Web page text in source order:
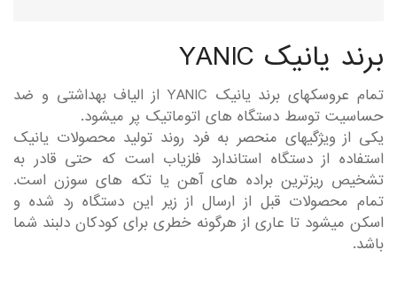
برند یانیک YANIC
تمام عروسکهای برند یانیک YANIC از الیاف بهداشتی و ضد
حساسیت توسط دستگاه های اتوماتیک پر میشود.
یکی از ویژگیهای منحصر به فرد روند تولید محصولات یانیک
استفاده از دستگاه استاندارد فلزیاب است که حتی قادر به
تشخیص ریزترین براده های آهن یا تکه های سوزن است.
تمام محصولات قبل از ارسال از زیر این دستگاه رد شده و
اسکن میشود تا عاری از هرگونه خطری برای کودکان دلبند شما
باشد.